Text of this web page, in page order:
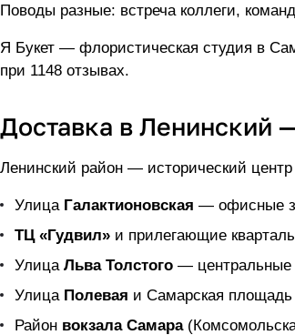
Поводы разные: встреча коллеги,
Я Букет — флористическая студия в
при 1148 отзывах.
Доставка в Ленинский
Ленинский район — исторический
Улица Галактионовская — офисные
ТЦ «Гудвил» и прилегающие
Улица Льва Толстого — центральные
Улица Полевая и Самарская
Район вокзала Самара